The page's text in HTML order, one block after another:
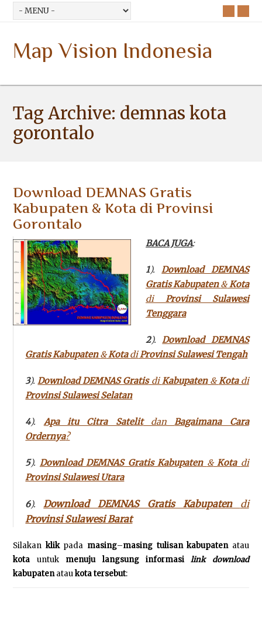
Map Vision Indonesia
Tag Archive: demnas kota
gorontalo
Download DEMNAS Gratis
Kabupaten & Kota di Provinsi
Gorontalo
BACA JUGA:
1).Download DEMNAS
Gratis Kabupaten&Kota
diProvinsi Sulawesi
Tenggara
2).Download DEMNAS
Gratis Kabupaten&KotadiProvinsi Sulawesi Tengah
3).Download DEMNAS GratisdiKabupaten&Kotadi
Provinsi Sulawesi Selatan
4). Apa itu Citra SatelitdanBagaimana Cara
Ordernya?
5). Download DEMNAS Gratis Kabupaten &Kota di
Provinsi Sulawesi Utara
6).Download DEMNAS Gratis Kabupaten di
Provinsi Sulawesi Barat
Silakan klik pada masing–masing tulisan kabupaten atau
kota untukmenuju langsung informasilink download
kabupatenataukota tersebut: